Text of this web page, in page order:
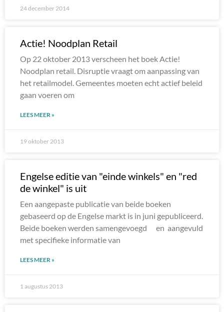
24 december 2014
Actie! Noodplan Retail
Op 22 oktober 2013 verscheen het boek Actie!
Noodplan retail. Disruptie vraagt om aanpassing van
het retailmodel. Gemeentes moeten echt actief beleid
gaan voeren om
LEES MEER »
19 oktober 2013
Engelse editie van "einde winkels" en "red
de winkel" is uit
Een aangepaste publicatie van beide boeken
gebaseerd op de Engelse markt is in juni gepubliceerd.
Beide boeken werden samengevoegd en aangevuld
met specifieke informatie van
LEES MEER »
1 augustus 2013